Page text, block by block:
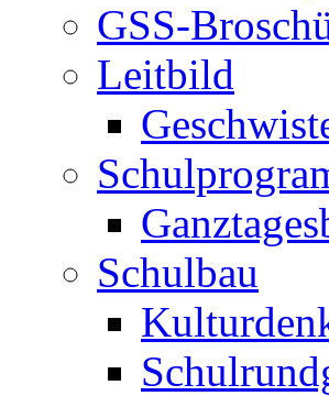
GSS-
Leitbild
Schulbau